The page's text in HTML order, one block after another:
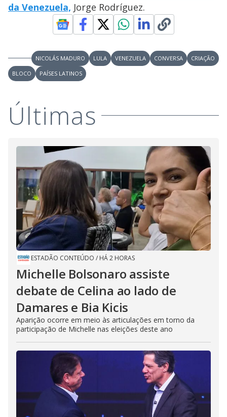
da Venezuela, Jorge Rodríguez.
NICOLÁS MADURO LULA VENEZUELA CONVERSA
CRIAÇÃO
BLOCO
PAÍSES LATINOS
Últimas
ESTADÃO CONTEÚDO / HÁ 2 HORAS
Michelle Bolsonaro assiste
debate de Celina ao lado de
Damares e Bia Kicis
Aparição ocorre em meio às articulações em torno da
participação de Michelle nas eleições deste ano